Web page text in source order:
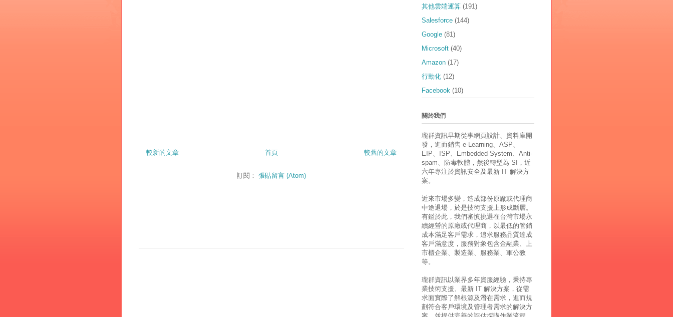
較新的文章 較舊的文章
首頁
訂閱： 張貼留言 (Atom)
其他雲端運算 (191)
Salesforce (144)
Google (81)
Microsoft (40)
Amazon (17)
行動化 (12)
Facebook (10)
關於我們
瓏群資訊早期從事網頁設計、資料庫開
發，進而銷售 e-Learning、ASP、
EIP、ISP、Embedded System、Anti-
spam、防毒軟體，然後轉型為 SI，近
六年專注於資訊安全及最新 IT 解決方
案。
近來市場多變，造成部份原廠或代理商
中途退場，於是技術支援上形成斷層。
有鑑於此，我們審慎挑選在台灣市場永
續經營的原廠或代理商，以最低的管銷
成本滿足客戶需求，追求服務品質達成
客戶滿意度，服務對象包含金融業、上
市櫃企業、製造業、服務業、軍公教
等。
瓏群資訊以業界多年資服經驗，秉持專
業技術支援、最新 IT 解決方案，從需
求面實際了解根源及潛在需求，進而規
劃符合客戶環境及管理者需求的解決方